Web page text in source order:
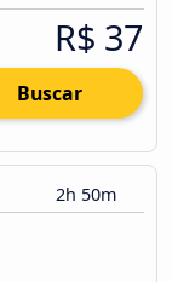
R$ 37
Buscar
2h 50m